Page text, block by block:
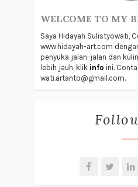
WELCOME TO MY
Saya Hidayah Sulistyowati,
www.hidayah-art.com
penyuka jalan-jalan dan
lebih jauh, klik info ini.
wati.artanto@gmail.com.